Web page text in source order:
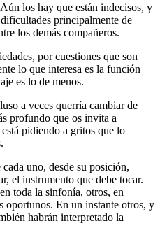
los hay que están indecisos, y
principalmente de
los demás compañeros.
por cuestiones que son
lo que interesa es la función
es lo de menos.
a veces querría cambiar de
profundo que os invita a
pidiendo a gritos que lo
uno, desde su posición,
el instrumento que debe tocar.
toda la sinfonía, otros, en
oportunos. En un instante otros, y
habrán interpretado la